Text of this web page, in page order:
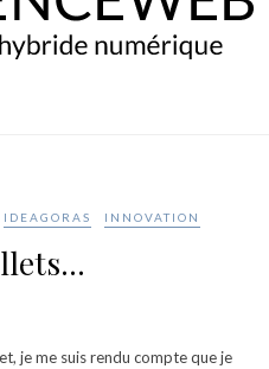
IDEAGORAS INNOVATION
je me suis rendu compte que je